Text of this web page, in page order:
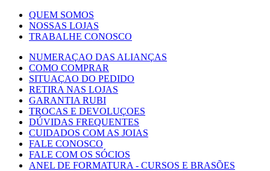
QUEM SOMOS
NOSSAS LOJAS
TRABALHE CONOSCO
NUMERAÇAO DAS ALIANÇAS
COMO COMPRAR
SITUAÇAO DO PEDIDO
RETIRA NAS LOJAS
GARANTIA RUBI
TROCAS E DEVOLUÇOES
DÚVIDAS FREQUENTES
CUIDADOS COM AS JOIAS
FALE CONOSCO
FALE COM OS SÓCIOS
ANEL DE FORMATURA - CURSOS E BRASÕES